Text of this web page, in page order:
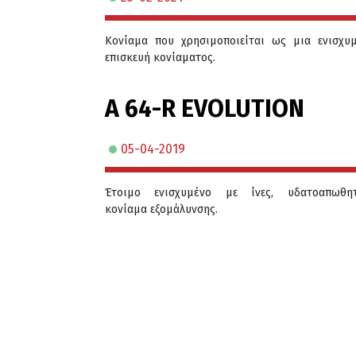
Κονίαμα που χρησιμοποιείται ως μια
επισκευή κονίαματος.
A 64-R EVOLUTION
05-04-2019
Έτοιμο ενισχυμένο με ίνες,
κονίαμα εξομάλυνσης.